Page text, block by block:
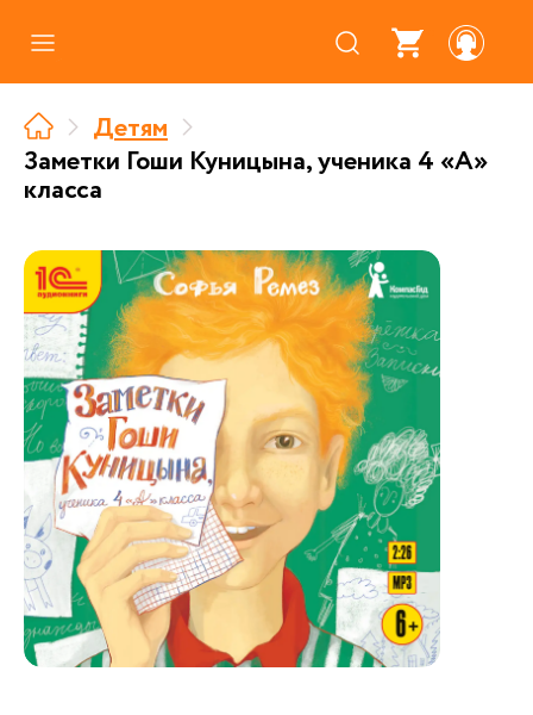
Где купить
Про аудиокниги
О нас
Партнерам
Детям
Заметки Гоши Куницына, ученика 4 «А»
класса